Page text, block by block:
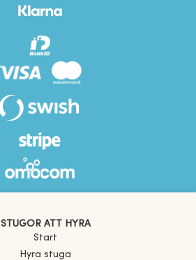
STUGOR ATT HYRA
Start
Hyra stuga